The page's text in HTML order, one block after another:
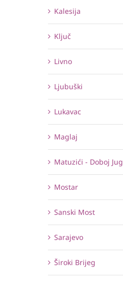
Kalesija
Ključ
Livno
Ljubuški
Lukavac
Maglaj
Matuzići - Doboj Jug
Mostar
Sanski Most
Sarajevo
Široki Brijeg